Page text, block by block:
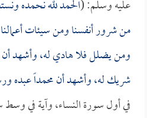
عليه وسلم: (الحمد لله نحمده
من شرور أنفسنا ومن سيئات
ومن يضلل فلا هادي له، وأشهد أن
شريك له، وأشهد أن محمداً عبده
في أول سورة النساء، وآية في